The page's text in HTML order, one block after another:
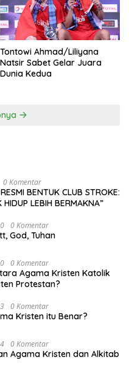
Tontowi Ahmad/Liliyana
Natsir Sabet Gelar Juara
Dunia Kedua
0 Komentar
BENTUK CLUB STROKE:
LEBIH BERMAKNA”
0 Komentar
God, Tuhan
0 Komentar
Agama Kristen Katolik
Protestan?
0 Komentar
Kristen itu Benar?
0 Komentar
Agama Kristen dan Alkitab